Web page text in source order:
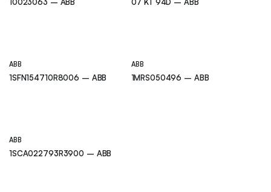
ABB
1SFN154710R8006 – ABB
ABB
1MRS050496 – ABB
ABB
1SCA022793R3900 – ABB